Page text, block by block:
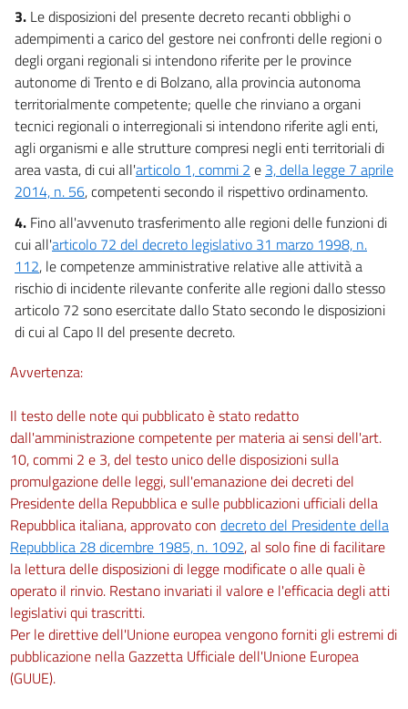
Allegato L
Allegato L
Allegato M
Allegato M
3. Le disposizioni del presente decreto recanti obblighi o
adempimenti a carico del gestore nei confronti delle regioni o
degli organi regionali si intendono riferite per le province
autonome di Trento e di Bolzano, alla provincia autonoma
territorialmente competente; quelle che rinviano a organi
tecnici regionali o interregionali si intendono riferite agli enti,
agli organismi e alle strutture compresi negli enti territoriali di
area vasta, di cui all'articolo 1, commi 2 e 3, della legge 7 aprile
2014, n. 56, competenti secondo il rispettivo ordinamento.
4. Fino all'avvenuto trasferimento alle regioni delle funzioni di
cui all'articolo 72 del decreto legislativo 31 marzo 1998, n.
112, le competenze amministrative relative alle attività a
rischio di incidente rilevante conferite alle regioni dallo stesso
articolo 72 sono esercitate dallo Stato secondo le disposizioni
di cui al Capo II del presente decreto.
Avvertenza:
Il testo delle note qui pubblicato è stato redatto
dall'amministrazione competente per materia ai sensi dell'art.
10, commi 2 e 3, del testo unico delle disposizioni sulla
promulgazione delle leggi, sull'emanazione dei decreti del
Presidente della Repubblica e sulle pubblicazioni ufficiali della
Repubblica italiana, approvato con decreto del Presidente della
Repubblica 28 dicembre 1985, n. 1092, al solo fine di facilitare
la lettura delle disposizioni di legge modificate o alle quali è
operato il rinvio. Restano invariati il valore e l'efficacia degli atti
legislativi qui trascritti.
Per le direttive dell'Unione europea vengono forniti gli estremi di
pubblicazione nella Gazzetta Ufficiale dell'Unione Europea
(GUUE).